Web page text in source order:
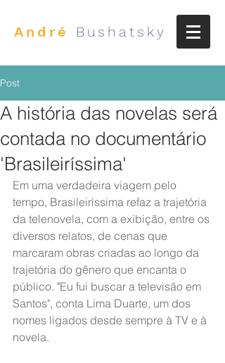
André Bushatsky
Post
A história das novelas será
contada no documentário
'Brasileiríssima'
Em uma verdadeira viagem pelo
tempo, Brasileiríssima refaz a trajetória
da telenovela, com a exibição, entre os
diversos relatos, de cenas que
marcaram obras criadas ao longo da
trajetória do gênero que encanta o
público. "Eu fui buscar a televisão em
Santos", conta Lima Duarte, um dos
nomes ligados desde sempre à TV e à
novela.